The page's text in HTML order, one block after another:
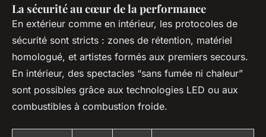
La sécurité au cœur de la performance
En extérieur comme en intérieur, les protocoles de
sécurité sont stricts : zones de rétention, matériel
homologué, et artistes formés aux premiers secours.
En intérieur, des spectacles “sans fumée ni chaleur”
sont possibles grâce aux technologies LED ou aux
combustibles à combustion froide.